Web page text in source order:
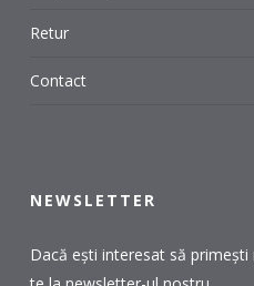
Retur
Contact
NEWSLETTER
Dacă ești interesat să